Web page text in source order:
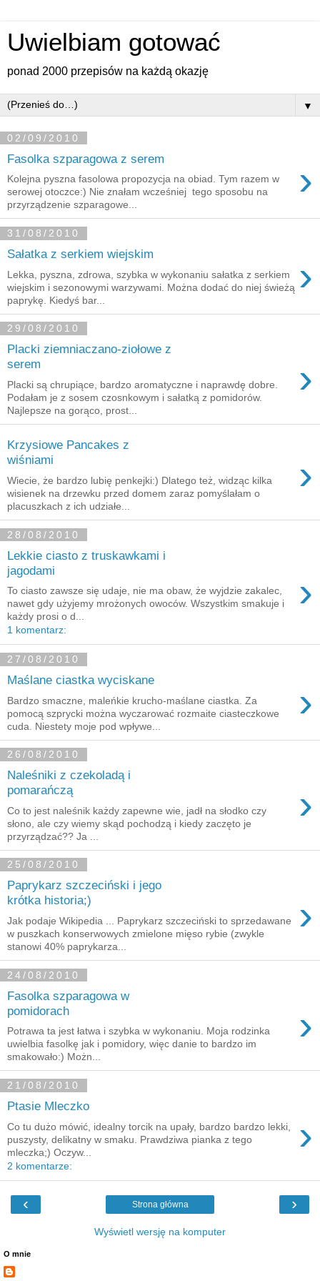
Uwielbiam gotować
ponad 2000 przepisów na każdą okazję
▼
02/09/2010
Fasolka szparagowa z serem ›
Kolejna pyszna fasolowa propozycja na obiad. Tym razem w
serowej otoczce:) Nie znałam wcześniej tego sposobu na
przyrządzenie szparagowe...
31/08/2010
Sałatka z serkiem wiejskim ›
Lekka, pyszna, zdrowa, szybka w wykonaniu sałatka z serkiem
wiejskim i sezonowymi warzywami. Można dodać do niej świeżą
paprykę. Kiedyś bar...
29/08/2010
Placki ziemniaczano-ziołowe z
serem
›
Placki są chrupiące, bardzo aromatyczne i naprawdę dobre.
Podałam je z sosem czosnkowym i sałatką z pomidorów.
Najlepsze na gorąco, prost...
Krzysiowe Pancakes z
wiśniami
›
Wiecie, że bardzo lubię penkejki:) Dlatego też, widząc kilka
wisienek na drzewku przed domem zaraz pomyślałam o
placuszkach z ich udziałe...
28/08/2010
Lekkie ciasto z truskawkami i
jagodami
›
To ciasto zawsze się udaje, nie ma obaw, że wyjdzie zakalec,
nawet gdy użyjemy mrożonych owoców. Wszystkim smakuje i
każdy prosi o d...
1 komentarz:
27/08/2010
Maślane ciastka wyciskane ›
Bardzo smaczne, maleńkie krucho-maślane ciastka. Za
pomocą szprycki można wyczarować rozmaite ciasteczkowe
cuda. Niestety moje pod wpływe...
26/08/2010
Naleśniki z czekoladą i
pomarańczą
›
Co to jest naleśnik każdy zapewne wie, jadł na słodko czy
słono, ale czy wiemy skąd pochodzą i kiedy zaczęto je
przyrządzać?? Ja ...
25/08/2010
Paprykarz szczeciński i jego
krótka historia;)
›
Jak podaje Wikipedia ... Paprykarz szczeciński to sprzedawane
w puszkach konserwowych zmielone mięso rybie (zwykle
stanowi 40% paprykarza...
24/08/2010
Fasolka szparagowa w
pomidorach
›
Potrawa ta jest łatwa i szybka w wykonaniu. Moja rodzinka
uwielbia fasolkę jak i pomidory, więc danie to bardzo im
smakowało:) Możn...
21/08/2010
Ptasie Mleczko
›
Co tu dużo mówić, idealny torcik na upały, bardzo bardzo lekki,
puszysty, delikatny w smaku. Prawdziwa pianka z tego
mleczka;) Oczyw...
2 komentarze:
‹ ›
Strona główna
Wyświetl wersję na komputer
O mnie